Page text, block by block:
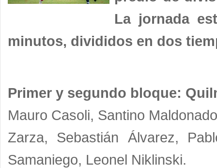
La jornada
minutos, divididos en dos
Primer y segundo bloque:
Mauro Casoli, Santino
Zarza, Sebastián Álvarez,
Samaniego, Leonel Niklinski.